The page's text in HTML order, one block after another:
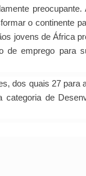
preocupante.
o continente
jovens de África
de emprego para
dos quais 27 para
de